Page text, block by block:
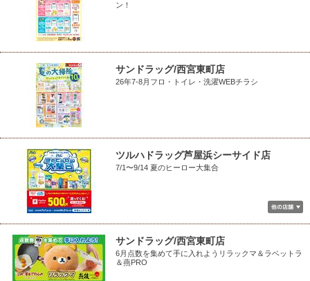
ン！
サンドラッグ/西宮東町店
26年7-8月フロ・トイレ・洗濯WEBチラシ
ツルハドラッグ芦屋浜シーサイド店
7/1〜9/14 夏のヒーロー大集合
サンドラッグ/西宮東町店
6月点数を集めて手に入れようリラックマ＆ラベットラ
＆燕PRO